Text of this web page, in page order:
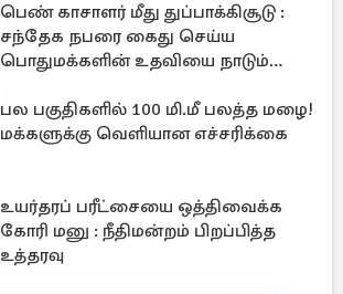
பெண் காசாளர் மீது துப்பாக்கிசூடு :
சந்தேக நபரை கைது செய்ய
பொதுமக்களின் உதவியை நாடும்
பல பகுதிகளில் 100 மி.மீ பலத்த மழை!
மக்களுக்கு வெளியான எச்சரிக்கை
உயர்தரப் பரீட்சையை ஒத்திவைக்க
கோரி மனு : நீதிமன்றம் பிறப்பித்த
உத்தரவு